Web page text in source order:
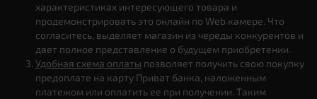
характеристиках интересующего товара и
продемонстрировать это онлайн по Web камере. Что
согласитесь, выделяет магазин из череды конкурентов и
дает полное представление о будущем приобретении.
Удобная схема оплаты позволяет получить свою покупку
предоплате на карту Приват банка, наложенным
платежом или оплатить ее при получении. Таким